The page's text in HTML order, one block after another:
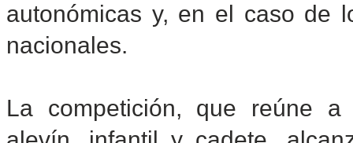
autonómicas y, en el caso de
nacionales.
La competición, que reúne a